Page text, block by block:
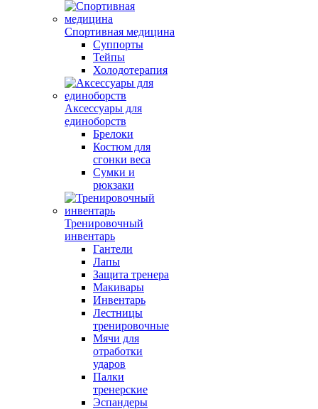
Спортивная медицина
Суппорты
Тейпы
Холодотерапия
Аксессуары для
единоборств
Брелоки
Костюм для
сгонки веса
Сумки и
рюкзаки
Тренировочный
инвентарь
Гантели
Лапы
Защита тренера
Макивары
Инвентарь
Лестницы
тренировочные
Мячи для
отработки
ударов
Палки
тренерские
Эспандеры